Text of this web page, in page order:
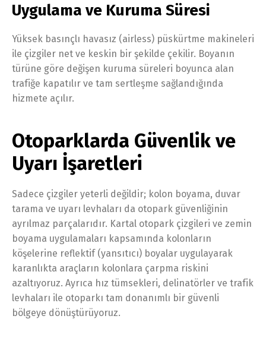
Uygulama ve Kuruma Süresi
Yüksek basınçlı havasız (airless) püskürtme makineleri
ile çizgiler net ve keskin bir şekilde çekilir. Boyanın
türüne göre değişen kuruma süreleri boyunca alan
trafiğe kapatılır ve tam sertleşme sağlandığında
hizmete açılır.
Otoparklarda Güvenlik ve
Uyarı İşaretleri
Sadece çizgiler yeterli değildir; kolon boyama, duvar
tarama ve uyarı levhaları da otopark güvenliğinin
ayrılmaz parçalarıdır. Kartal otopark çizgileri ve zemin
boyama uygulamaları kapsamında kolonların
köşelerine reflektif (yansıtıcı) boyalar uygulayarak
karanlıkta araçların kolonlara çarpma riskini
azaltıyoruz. Ayrıca hız tümsekleri, delinatörler ve trafik
levhaları ile otoparkı tam donanımlı bir güvenli
bölgeye dönüştürüyoruz.